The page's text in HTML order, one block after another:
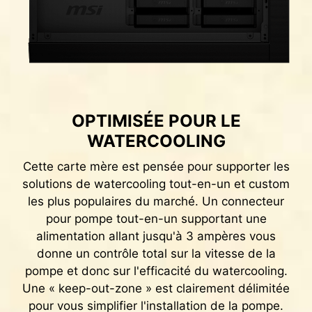
OPTIMISÉE POUR LE
WATERCOOLING
Cette carte mère est pensée pour supporter les
solutions de watercooling tout-en-un et custom
les plus populaires du marché. Un connecteur
pour pompe tout-en-un supportant une
alimentation allant jusqu'à 3 ampères vous
donne un contrôle total sur la vitesse de la
pompe et donc sur l'efficacité du watercooling.
Une « keep-out-zone » est clairement délimitée
pour vous simplifier l'installation de la pompe.
Slots mémoire DDR